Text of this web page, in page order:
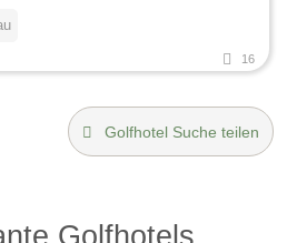
16
Golfhotel Suche teilen
Golfhotels